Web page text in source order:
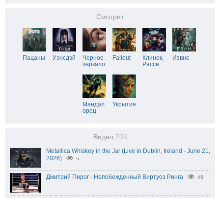
Смотрит
Пацаны Уэнсдэй
Черное
зеркало
Fallout
Клинок,
Рассе…
Извне
Мандал
орец
Укрытие
Видео 703
Metallica Whiskey in the Jar (Live in Dublin, Ireland - June 21,
2026)
5
Дмитрий Пирог - Непобеждённый Виртуоз Ринга 45